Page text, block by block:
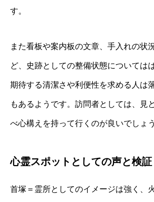
す。
また看板や案内板の文章、手入れの状
ど、史跡としての整備状態については
期待する清潔さや利便性を求める人は
もあるようです。訪問者としては、見
べ心構えを持って行くのが良いでしょう
心霊スポットとしての声と検証
首塚＝霊所としてのイメージは強く、